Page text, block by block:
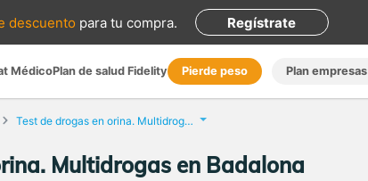
descuento para tu compra. Regístrate
MédicoPlan de salud Fidelity Pierde peso Plan empresas
Test de drogas en orina. Multidrogas
Multidrogas en Badalona